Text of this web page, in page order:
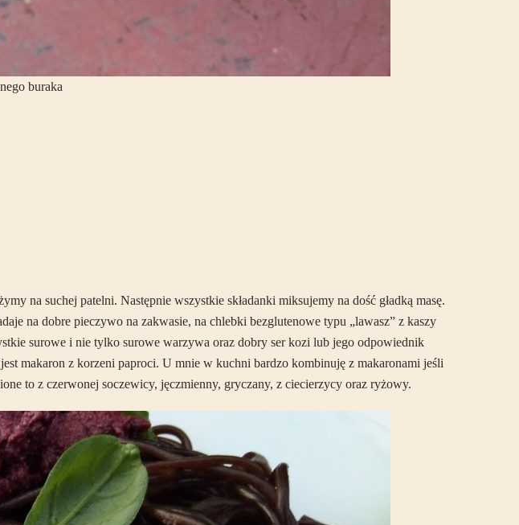
buraka
na suchej patelni. Następnie wszystkie składanki miksujemy na dość gładką masę.
na dobre pieczywo na zakwasie, na chlebki bezglutenowe typu „lawasz” z kaszy
surowe i nie tylko surowe warzywa oraz dobry ser kozi lub jego odpowiednik
makaron z korzeni paproci. U mnie w kuchni bardzo kombinuję z makaronami jeśli
to z czerwonej soczewicy, jęczmienny, gryczany, z ciecierzycy oraz ryżowy.